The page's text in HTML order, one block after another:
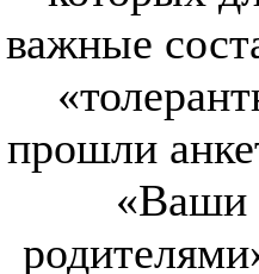
важные
прошли
«Ваши